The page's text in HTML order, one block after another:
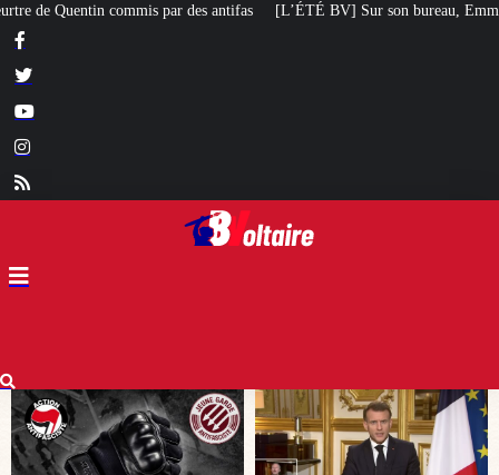
[L’ÉTÉ BV] Sur son bureau, Emmanuel Macron a posé le livre d’un